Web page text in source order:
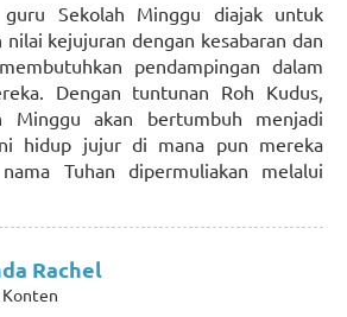
guru Sekolah Minggu diajak untuk
kejujuran dengan kesabaran dan
pendampingan dalam
Dengan tuntunan Roh Kudus,
Minggu akan bertumbuh menjadi
hidup jujur di mana pun mereka
Tuhan dipermuliakan melalui
Rachel